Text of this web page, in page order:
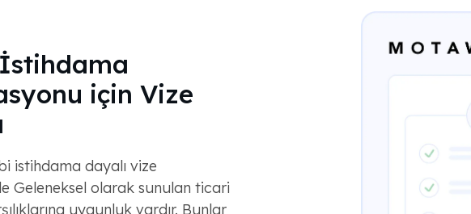
için Vize
istihdama dayalı vize
Geleneksel olarak sunulan ticari
uygunluk vardır. Bunlar